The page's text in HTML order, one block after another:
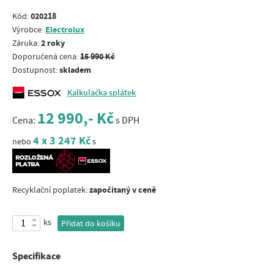
Kód:020218
Výrobce: Electrolux
Záruka:2 roky
Doporučená cena:15 990 Kč
Dostupnost:skladem
Kalkulačka splátek
Cena: 12 990,- Kčs DPH
nebo 4 x 3 247 Kčs
Recyklační poplatek:započítaný v ceně
ks Přidat do košíku
Specifikace